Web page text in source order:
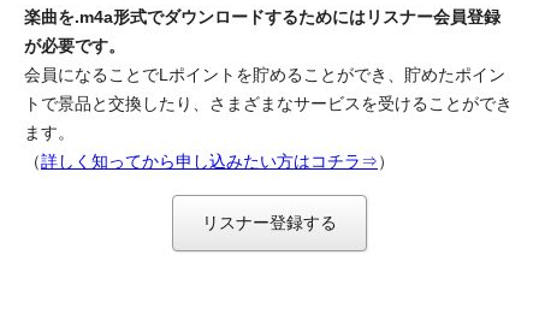
楽曲を.m4a形式でダウンロードするためにはリスナー会員登録
が必要です。
会員になることでLポイントを貯めることができ、貯めたポイン
トで景品と交換したり、さまざまなサービスを受けることができ
ます。
（詳しく知ってから申し込みたい方はコチラ⇒）
リスナー登録する